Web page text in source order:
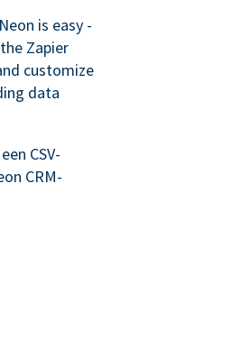
is easy -
Zapier
customize
data
CSV-
CRM-